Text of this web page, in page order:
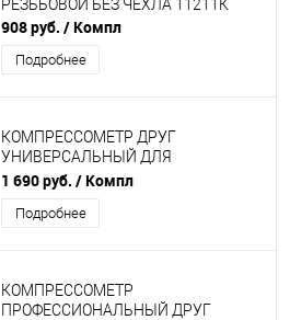
РЕЗЬБОВОЙ БЕЗ ЧЕХЛА 11211К
908 руб. / Компл
Подробнее
КОМПРЕССОМЕТР ДРУГ
УНИВЕРСАЛЬНЫЙ ДЛЯ
БЕНЗИНОВЫХ ДВИГАТЕЛЕЙ
«ЗАВОД ИЗМЕРИТЕЛЬ» 11411К
1 690 руб. / Компл
Подробнее
КОМПРЕССОМЕТР
ПРОФЕССИОНАЛЬНЫЙ ДРУГ